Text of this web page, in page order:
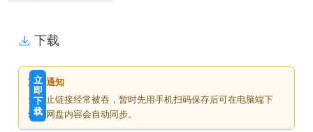
下载
下
载
价
格
免
费
立
即
下
载
重要通知
为防止链接经常被吞，暂时先用手机扫码保存后可在电脑端下
载，网盘内容会自动同步。